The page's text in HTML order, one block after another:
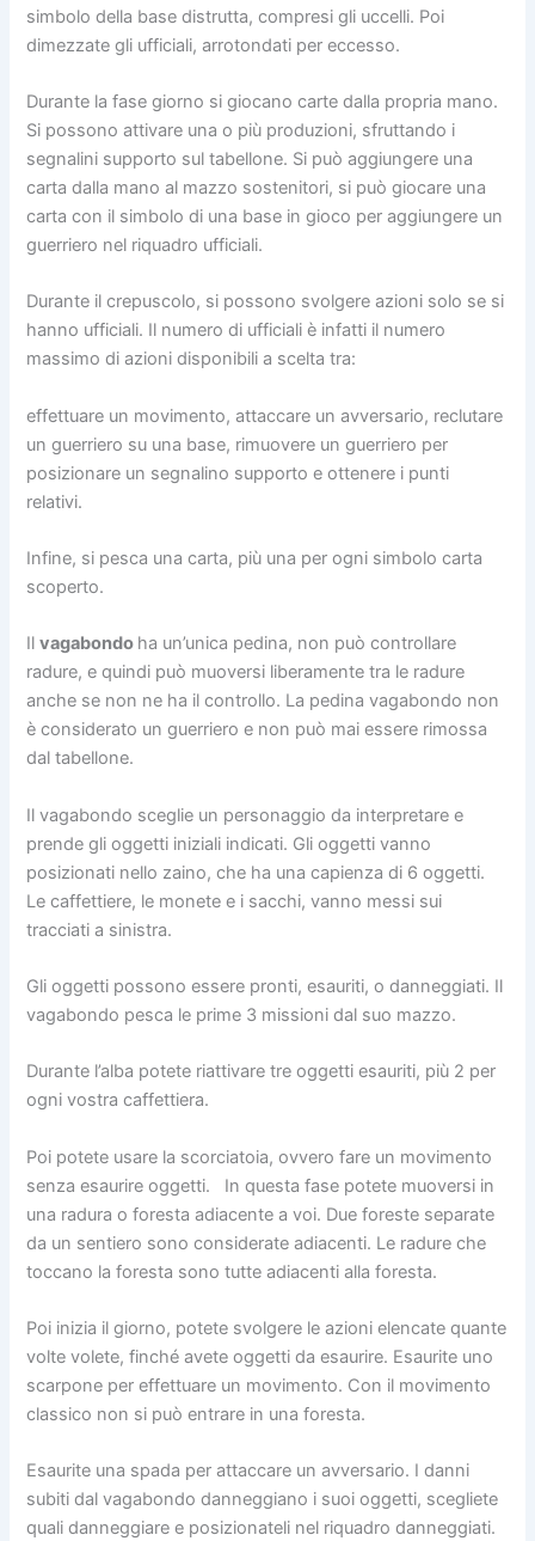
simbolo della base distrutta, compresi gli uccelli. Poi
dimezzate gli ufficiali, arrotondati per eccesso.
Durante la fase giorno si giocano carte dalla propria mano.
Si possono attivare una o più produzioni, sfruttando i
segnalini supporto sul tabellone. Si può aggiungere una
carta dalla mano al mazzo sostenitori, si può giocare una
carta con il simbolo di una base in gioco per aggiungere un
guerriero nel riquadro ufficiali.
Durante il crepuscolo, si possono svolgere azioni solo se si
hanno ufficiali. Il numero di ufficiali è infatti il numero
massimo di azioni disponibili a scelta tra:
effettuare un movimento, attaccare un avversario, reclutare
un guerriero su una base, rimuovere un guerriero per
posizionare un segnalino supporto e ottenere i punti
relativi.
Infine, si pesca una carta, più una per ogni simbolo carta
scoperto.
Ilvagabondo ha un’unica pedina, non può controllare
radure, e quindi può muoversi liberamente tra le radure
anche se non ne ha il controllo. La pedina vagabondo non
è considerato un guerriero e non può mai essere rimossa
dal tabellone.
Il vagabondo sceglie un personaggio da interpretare e
prende gli oggetti iniziali indicati. Gli oggetti vanno
posizionati nello zaino, che ha una capienza di 6 oggetti.
Le caffettiere, le monete e i sacchi, vanno messi sui
tracciati a sinistra.
Gli oggetti possono essere pronti, esauriti, o danneggiati. Il
vagabondo pesca le prime 3 missioni dal suo mazzo.
Durante l’alba potete riattivare tre oggetti esauriti, più 2 per
ogni vostra caffettiera.
Poi potete usare la scorciatoia, ovvero fare un movimento
senza esaurire oggetti. In questa fase potete muoversi in
una radura o foresta adiacente a voi. Due foreste separate
da un sentiero sono considerate adiacenti. Le radure che
toccano la foresta sono tutte adiacenti alla foresta.
Poi inizia il giorno, potete svolgere le azioni elencate quante
volte volete, finché avete oggetti da esaurire. Esaurite uno
scarpone per effettuare un movimento. Con il movimento
classico non si può entrare in una foresta.
Esaurite una spada per attaccare un avversario. I danni
subiti dal vagabondo danneggiano i suoi oggetti, scegliete
quali danneggiare e posizionateli nel riquadro danneggiati.